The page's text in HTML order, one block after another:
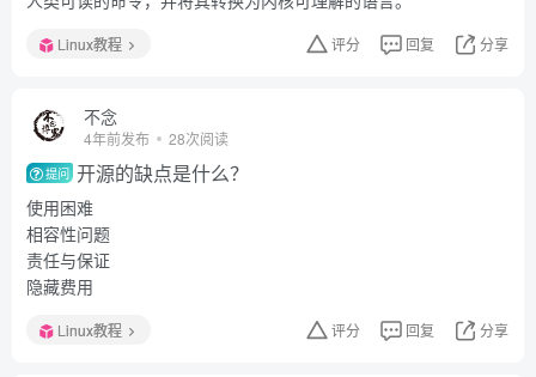
Linux教程 评分 回复 分享
不念
4年前发布 28次阅读
提问 开源的缺点是什么？
使用困难
相容性问题
责任与保证
隐藏费用
Linux教程 评分 回复 分享